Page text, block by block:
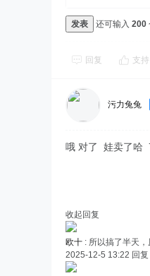
发表 还可输入 200
回复 支持
污力兔兔
哦 对了 娃卖了哈
收起回复
欧十 : 所以搞了半天
2025-12-5 13:22 回复